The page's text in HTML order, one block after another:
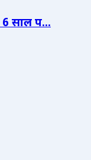
साल प...